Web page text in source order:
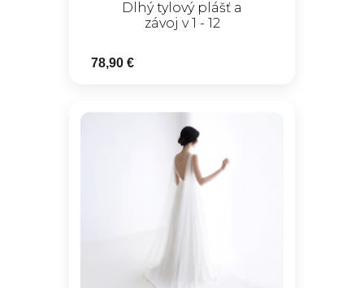
Dlhý tylový plášť a
závoj v 1 - 12
78,90 €